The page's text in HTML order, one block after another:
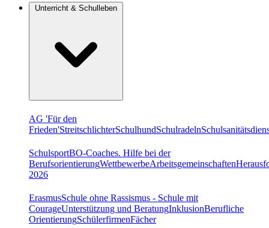
Unterricht & Schulleben
AG 'Für den
Frieden'StreitschlichterSchulhundSchulradeln
SchulsportBO-Coaches. Hilfe bei der
BerufsorientierungWettbewerbeArbeitsgemeinschaften
2026
ErasmusSchule ohne Rassismus - Schule mit
CourageUnterstützung und BeratungInklusionBerufliche
OrientierungSchülerfirmenFächer